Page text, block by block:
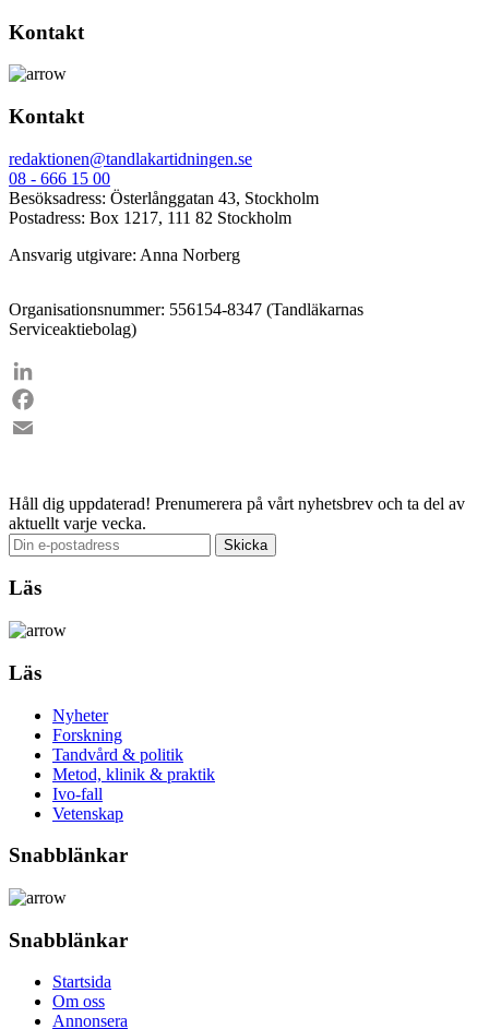
Kontakt
Kontakt
redaktionen@tandlakartidningen.se
08 - 666 15 00
Besöksadress: Österlånggatan 43, Stockholm
Postadress: Box 1217, 111 82 Stockholm
Ansvarig utgivare: Anna Norberg
Organisationsnummer: 556154-8347 (Tandläkarnas
Serviceaktiebolag)
LinkedIn
Facebook
Håll dig uppdaterad! Prenumerera på vårt nyhetsbrev och ta del av
aktuellt varje vecka.
Läs
Läs
Nyheter
Forskning
Tandvård & politik
Metod, klinik & praktik
Ivo-fall
Vetenskap
Snabblänkar
Snabblänkar
Startsida
Om oss
Annonsera